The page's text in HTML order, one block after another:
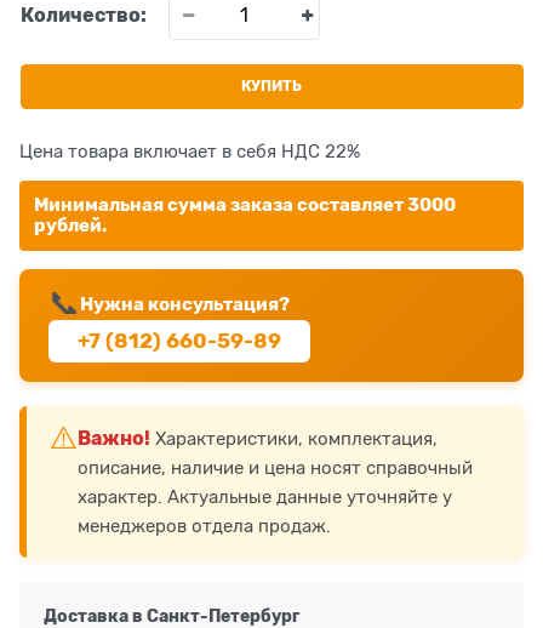
Количество:
КУПИТЬ
Цена товара включает в себя НДС 22%
Минимальная сумма заказа составляет 3000
рублей.
📞 Нужна консультация?
+7 (812) 660-59-89
⚠️ Важно! Характеристики, комплектация,
описание, наличие и цена носят справочный
характер. Актуальные данные уточняйте у
менеджеров отдела продаж.
Доставка в Санкт-Петербург